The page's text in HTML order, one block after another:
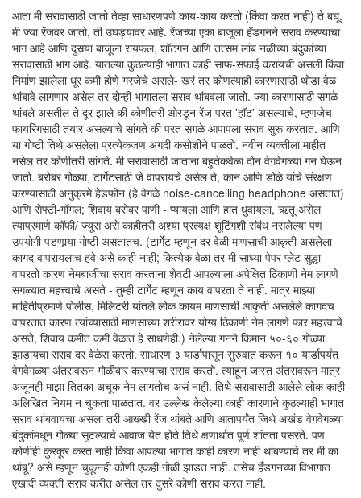
आता मी सरावासाठी जातो तेव्हा साधारणपणे काय-काय करतो (किंवा करत नाही) ते बघू.
मी ज्या रेंजवर जातो, ती उघड्यावर आहे. रेंजच्या एका बाजूला हँडगनने सराव करण्याचा
भाग आहे आणि दुसर्‍या बाजूला रायफल, शॉटगन आणि तत्सम लांब नळीच्या बंदुकांच्या
सरावासाठी भाग आहे. यातल्या कुठल्याही भागात काही साफ-सफाई करायची असली किंवा
निर्माण झालेला धूर कमी होणे गरजेचे असले- खरं तर कोणत्याही कारणासाठी थोडा वेळ
थांबावे लागणार असेल तर दोन्ही भागातला सराव थांबवला जातो. ज्या कारणासाठी सगळे
थांबले असतील ते दूर झाले की कोणीतरी ओरडून रेंज परत 'हॉट' असल्याचे, म्हणजेच
फायरिंगसाठी तयार असल्याचे सांगते की परत सगळे आपापला सराव सुरू करतात. आणि
या गोष्टी तिथे असलेला प्रत्येकजण अगदी कसोशीने पाळतो. नवीन व्यक्तीला माहीत
नसेल तर कोणीतरी सांगते. मी सरावासाठी जाताना बहुतेकवेळा दोन वेगवेगळ्या गन घेऊन
जातो. बरोबर गोळ्या, टार्गेटसाठी जे वापरायचे असेल ते, कान आणि डोळे यांचे संरक्षण
करण्यासाठी अनुक्रमे हेडफोन (हे वेगळे noise-cancelling headphone असतात)
आणि सेफ्टी-गॉगल; शिवाय बरोबर पाणी - प्यायला आणि हात धुवायला, ऋतू असेल
त्याप्रमाणे कॉफी/ ज्यूस असे काहीतरी अश्या प्रत्यक्ष शूटिंगशी संबंध नसलेल्या पण
उपयोगी पडणार्‍या गोष्टी असतातच. (टार्गेट म्हणून दर वेळी माणसाची आकृती असलेला
कागद वापरायलाच हवे असे काही नाही; कित्येक वेळा तर मी साध्या पेपर प्लेट सुद्धा
वापरतो कारण नेमबाजीचा सराव करताना शेवटी आपल्याला अपेक्षित ठिकाणी नेम लागणे
सगळ्यात महत्त्वाचे असते - तुम्ही टार्गेट म्हणून काय वापरता ते नाही. मात्र माझ्या
माहितीप्रमाणे पोलीस, मिलिटरी यांतले लोक कायम माणसाची आकृती असलेले कागदच
वापरतात कारण त्यांच्यासाठी माणसाच्या शरीरावर योग्य ठिकाणी नेम लागणे फार महत्त्वाचे
असते, शिवाय कमीत कमी वेळात हे साधणेही.) नेलेल्या गनने किमान ५०-६० गोळ्या
झाडायचा सराव दर वेळेस करतो. साधारण ३ यार्डापासून सुरुवात करून १० यार्डापर्यंत
वेगवेगळ्या अंतरावरून गोळीबार करण्याचा सराव करतो. त्याहून जास्त अंतरावरून मात्र
अजूनही माझा तितका अचूक नेम लागतोच असं नाही. तिथे सरावासाठी आलेले लोक काही
अलिखित नियम न चुकता पाळतात. वर उल्लेख केलेल्या काही कारणाने कुठल्याही भागात
सराव थांबवायचा असला तरी आख्खी रेंज थांबते आणि आतापर्यंत जिथे अखंड वेगवेगळ्या
बंदुकांमधून गोळ्या सुटल्याचे आवाज येत होते तिथे क्षणार्धात पूर्ण शांतता पसरते. पण
कोणीही कुरकूर करत नाही किंवा आपल्या भागात काही कारण नाही थांबण्याचे तर मी का
थांबू? असे म्हणून चुकूनही कोणी एकही गोळी झाडत नाही. तसेच हँडगनच्या विभागात
एखादी व्यक्ती सराव करीत असेल तर दुसरे कोणी सराव करत नाही.